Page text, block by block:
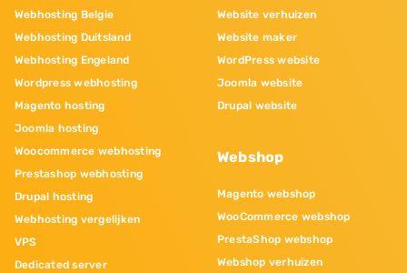
Webhosting Belgie
Webhosting Duitsland
Webhosting Engeland
Wordpress webhosting
Magento hosting
Joomla hosting
Woocommerce webhosting
Prestashop webhosting
Drupal hosting
Webhosting vergelijken
VPS
Dedicated server
Website verhuizen
Website maker
WordPress website
Joomla website
Drupal website
Webshop
Magento webshop
WooCommerce webshop
PrestaShop webshop
Webshop verhuizen